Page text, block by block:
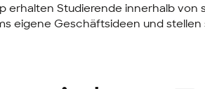
erhalten Studierende innerhalb von
eigene Geschäftsideen und stellen